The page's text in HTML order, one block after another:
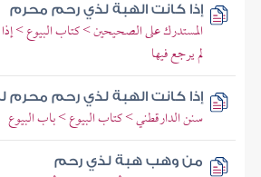
إذا كانت الهبة لذي رحم محرم
المستدرك على الصحيحين > كتاب البيوع >
لم يرجع فيها
إذا كانت الهبة لذي رحم محرم
سنن الدارقطني > كتاب البيوع > باب البيوع
من وهب هبة لذي رحم